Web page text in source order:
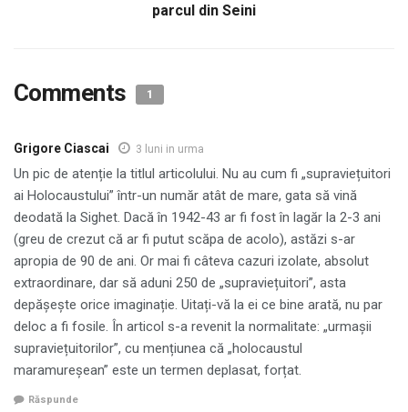
parcul din Seini
Comments 1
Grigore Ciascai 3 luni in urma
Un pic de atenție la titlul articolului. Nu au cum fi „supraviețuitori
ai Holocaustului” într-un număr atât de mare, gata să vină
deodată la Sighet. Dacă în 1942-43 ar fi fost în lagăr la 2-3 ani
(greu de crezut că ar fi putut scăpa de acolo), astăzi s-ar
apropia de 90 de ani. Or mai fi câteva cazuri izolate, absolut
extraordinare, dar să aduni 250 de „supraviețuitori”, asta
depășește orice imaginație. Uitați-vă la ei ce bine arată, nu par
deloc a fi fosile. În articol s-a revenit la normalitate: „urmașii
supraviețuitorilor”, cu mențiunea că „holocaustul
maramureșean” este un termen deplasat, forțat.
Răspunde